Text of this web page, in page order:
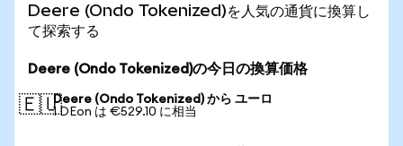
Deere (Ondo Tokenized)を人気の通貨に換算し
て探索する
Deere (Ondo Tokenized)の今日の換算価格
🇪🇺Deere (Ondo Tokenized) から ユーロ
1 DEon は €529.10 に相当